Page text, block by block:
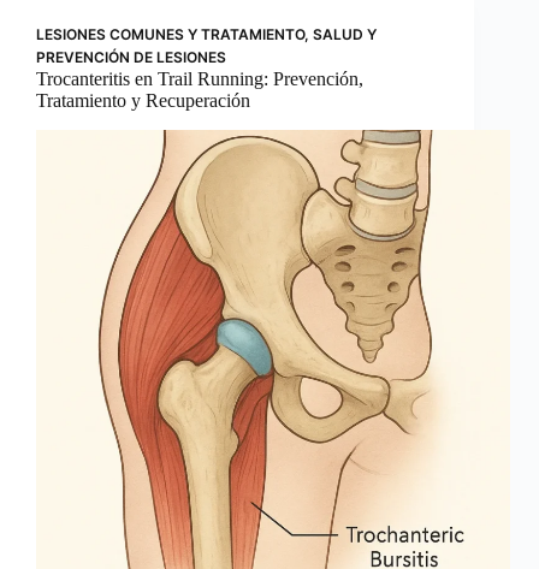
LESIONES COMUNES Y TRATAMIENTO, SALUD Y
PREVENCIÓN DE LESIONES
Trocanteritis en Trail Running: Prevención,
Tratamiento y Recuperación